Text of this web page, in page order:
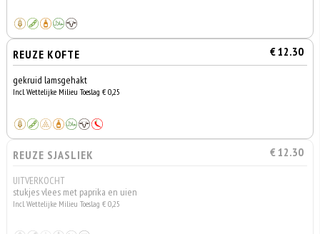
REUZE KOFTE € 12.30
gekruid lamsgehakt
Incl. Wettelijke Milieu Toeslag € 0,25
REUZE SJASLIEK € 12.30
UITVERKOCHT
stukjes vlees met paprika en uien
Incl. Wettelijke Milieu Toeslag € 0,25